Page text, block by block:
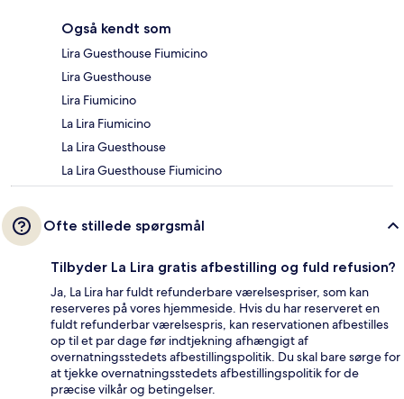
Også kendt som
Lira Guesthouse Fiumicino
Lira Guesthouse
Lira Fiumicino
La Lira Fiumicino
La Lira Guesthouse
La Lira Guesthouse Fiumicino
Ofte stillede spørgsmål
Tilbyder La Lira gratis afbestilling og fuld refusion?
Ja, La Lira har fuldt refunderbare værelsespriser, som kan
reserveres på vores hjemmeside. Hvis du har reserveret en
fuldt refunderbar værelsespris, kan reservationen afbestilles
op til et par dage før indtjekning afhængigt af
overnatningsstedets afbestillingspolitik. Du skal bare sørge for
at tjekke overnatningsstedets afbestillingspolitik for de
præcise vilkår og betingelser.